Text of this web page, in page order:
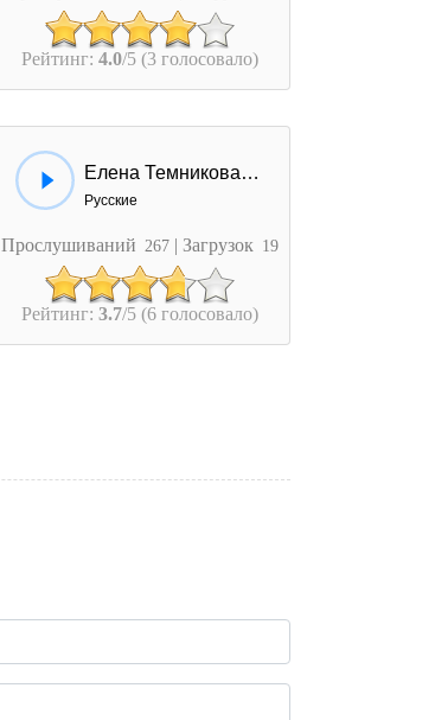
Рейтинг:4.0/5 (3 голосовало)
Елена Темникова - Душит ювелирка
Русские
Прослушиваний 267 | Загрузок 19
Рейтинг:3.7/5 (6 голосовало)